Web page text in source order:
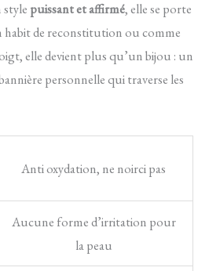
puissant et affirmé, elle se porte
habit de reconstitution ou comme
elle devient plus qu’un bijou : un
personnelle qui traverse les
Anti oxydation, ne noirci pas
Aucune forme d’irritation pour
la peau